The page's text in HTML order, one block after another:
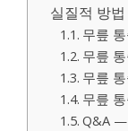
실질적 방법
무릎
무릎
무릎
무릎
Q&A —